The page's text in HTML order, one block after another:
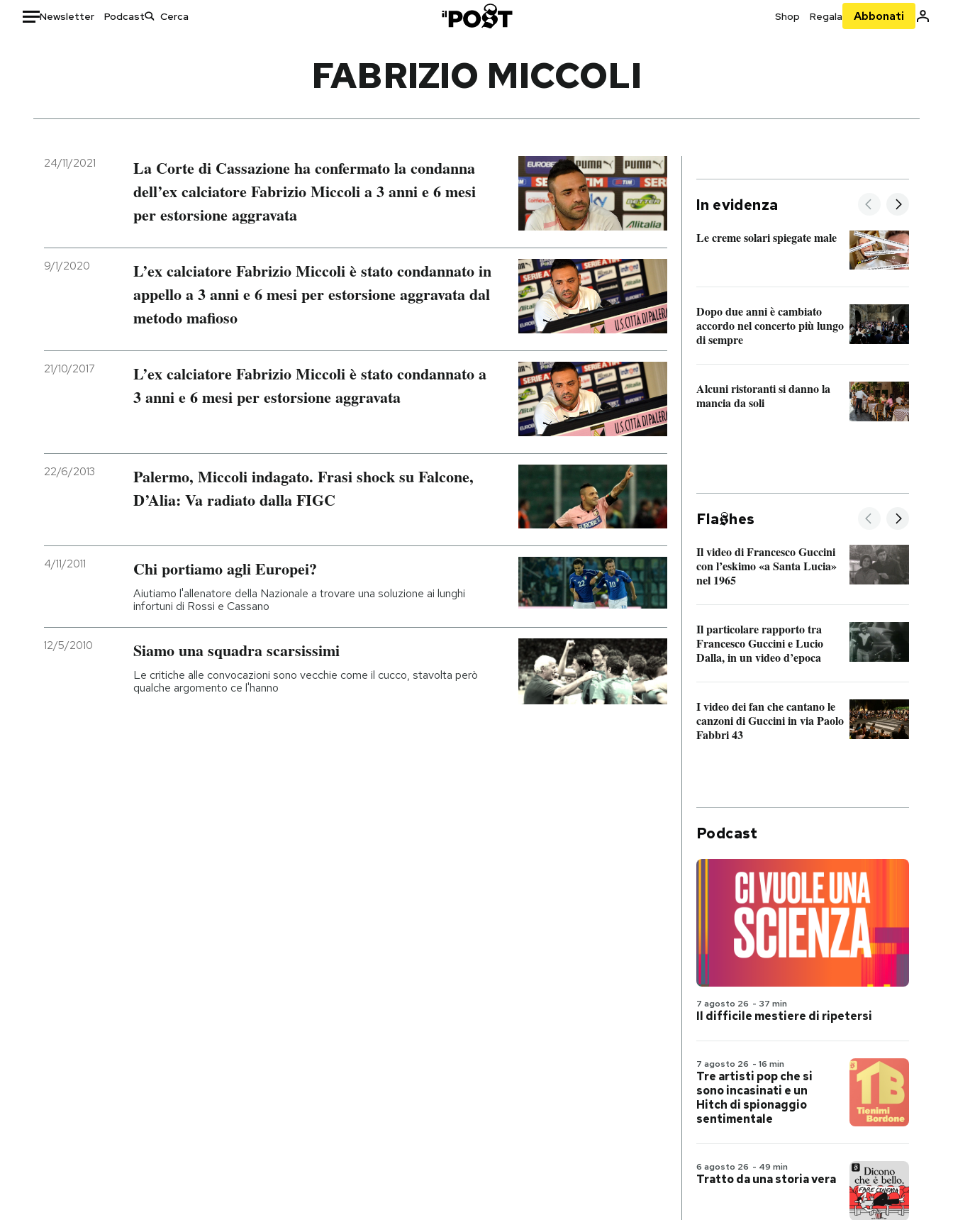
Newsletter Podcast Shop Regala Abbonati
Italia
Politica
Economia
Moda
Ok Boomer!
Media
AREA PERSONALE
FABRIZIO MICCOLI
24/11/2021
La Corte di Cassazione ha confermato la condanna
dell’ex calciatore Fabrizio Miccoli a 3 anni e 6 mesi
per estorsione aggravata
9/1/2020
L’ex calciatore Fabrizio Miccoli è stato condannato in
appello a 3 anni e 6 mesi per estorsione aggravata dal
metodo mafioso
21/10/2017
L’ex calciatore Fabrizio Miccoli è stato condannato a
3 anni e 6 mesi per estorsione aggravata
22/6/2013
Palermo, Miccoli indagato. Frasi shock su Falcone,
D’Alia: Va radiato dalla FIGC
4/11/2011 Chi portiamo agli Europei?
Aiutiamo l'allenatore della Nazionale a trovare una soluzione ai lunghi
infortuni di Rossi e Cassano
12/5/2010 Siamo una squadra scarsissimi
Le critiche alle convocazioni sono vecchie come il cucco, stavolta però
qualche argomento ce l'hanno
In evidenza
Le creme solari spiegate male
Dopo due anni è cambiato
accordo nel concerto più lungo
di sempre
Alcuni ristoranti si danno la
mancia da soli
Fla hes
Il video di Francesco Guccini
con l’eskimo «a Santa Lucia»
nel 1965
Il particolare rapporto tra
Francesco Guccini e Lucio
Dalla, in un video d’epoca
I video dei fan che cantano le
canzoni di Guccini in via Paolo
Fabbri 43
Podcast
7 agosto 26 - 37 min
Il difficile mestiere di ripetersi
7 agosto 26 - 16 min
Tre artisti pop che si
sono incasinati e un
Hitch di spionaggio
sentimentale
6 agosto 26 - 49 min
Tratto da una storia vera